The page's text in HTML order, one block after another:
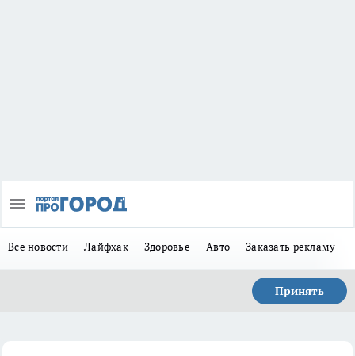
Все новости Лайфхак Здоровье Авто Заказать рекламу
Принять